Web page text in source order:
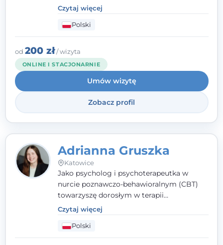
Pracuję w nurcie terapii trzeciej fali, łącząc
metody o potwierdzonej skuteczności.
Towarzyszę młodzieży, dorosłym i parom w
radzeniu sobie z bolesnymi
doświadczeniami tak, by mogli żyć pełniej.
Czytaj więcej
Polski
od 200 zł/ wizyta
ONLINE I STACJONARNIE
Umów wizytę
Zobacz profil
Adrianna Gruszka
Katowice
Jako psycholog i psychoterapeutka w
nurcie poznawczo-behawioralnym (CBT)
towarzyszę dorosłym w terapii
indywidualnej oraz nastolatkom od 15. roku
życia. Zależy mi, by naprawdę usłyszeć, z
czym do mnie przychodzisz, i dobrać
sposób pracy do Ciebie - bez gotowych
Czytaj więcej
Polski